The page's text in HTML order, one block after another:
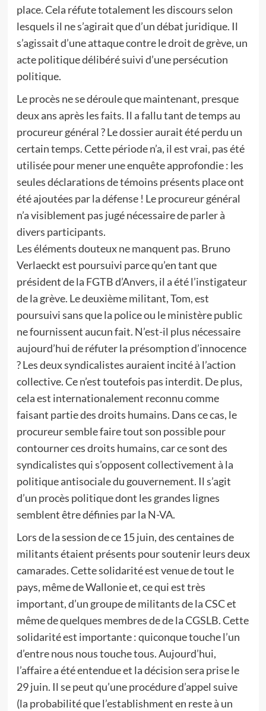
place. Cela réfute totalement les discours selon
lesquels il ne s’agirait que d’un débat juridique. Il
s’agissait d’une attaque contre le droit de grève, un
acte politique délibéré suivi d’une persécution
politique.
Le procès ne se déroule que maintenant, presque
deux ans après les faits. Il a fallu tant de temps au
procureur général ? Le dossier aurait été perdu un
certain temps. Cette période n’a, il est vrai, pas été
utilisée pour mener une enquête approfondie : les
seules déclarations de témoins présents place ont
été ajoutées par la défense ! Le procureur général
n’a visiblement pas jugé nécessaire de parler à
divers participants.
Les éléments douteux ne manquent pas. Bruno
Verlaeckt est poursuivi parce qu’en tant que
président de la FGTB d’Anvers, il a été l’instigateur
de la grève. Le deuxième militant, Tom, est
poursuivi sans que la police ou le ministère public
ne fournissent aucun fait. N’est-il plus nécessaire
aujourd’hui de réfuter la présomption d’innocence
? Les deux syndicalistes auraient incité à l’action
collective. Ce n’est toutefois pas interdit. De plus,
cela est internationalement reconnu comme
faisant partie des droits humains. Dans ce cas, le
procureur semble faire tout son possible pour
contourner ces droits humains, car ce sont des
syndicalistes qui s’opposent collectivement à la
politique antisociale du gouvernement. Il s’agit
d’un procès politique dont les grandes lignes
semblent être définies par la N-VA.
Lors de la session de ce 15 juin, des centaines de
militants étaient présents pour soutenir leurs deux
camarades. Cette solidarité est venue de tout le
pays, même de Wallonie et, ce qui est très
important, d’un groupe de militants de la CSC et
même de quelques membres de de la CGSLB. Cette
solidarité est importante : quiconque touche l’un
d’entre nous nous touche tous. Aujourd’hui,
l’affaire a été entendue et la décision sera prise le
29 juin. Il se peut qu’une procédure d’appel suive
(la probabilité que l’establishment en reste à un